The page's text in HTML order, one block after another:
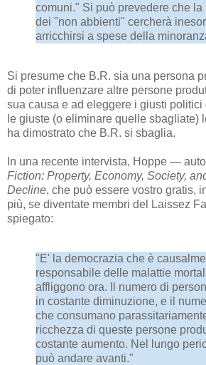
comuni." Si può prevedere che la
dei "non abbienti" cercherà
arricchirsi a spese della
Si presume che B.R. sia una persona
di poter influenzare altre persone
sua causa e ad eleggere i giusti politici
le giuste (o eliminare quelle sbagliate)
ha dimostrato che B.R. si sbaglia.
In una recente intervista, Hoppe —
Fiction: Property, Economy, Society,
Decline, che può essere vostro gratis,
più, se diventate membri del Laissez
spiegato:
"E' la democrazia che è
responsabile delle malattie
affliggono ora. Il numero di
in costante diminuzione, e il
che consumano
ricchezza di queste persone
costante aumento. Nel lungo
può andare avanti."